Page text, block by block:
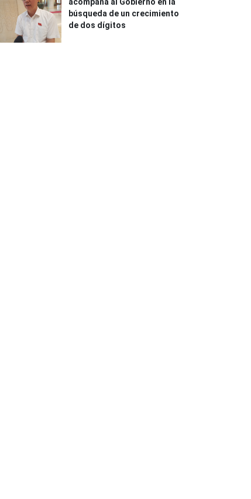
acompaña al Gobierno en la
búsqueda de un crecimiento
de dos dígitos